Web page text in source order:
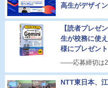
高生がデザイ
【読者プレゼ
生が校務に使
様にプレゼント
――応募締切は
NTT東日本、